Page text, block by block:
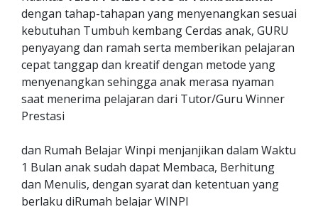
dengan tahap-tahapan yang menyenangkan sesuai
kebutuhan Tumbuh kembang Cerdas anak, GURU
penyayang dan ramah serta memberikan pelajaran
cepat tanggap dan kreatif dengan metode yang
menyenangkan sehingga anak merasa nyaman
saat menerima pelajaran dari Tutor/Guru Winner
Prestasi
dan Rumah Belajar Winpi menjanjikan dalam Waktu
1 Bulan anak sudah dapat Membaca, Berhitung
dan Menulis, dengan syarat dan ketentuan yang
berlaku diRumah belajar WINPI